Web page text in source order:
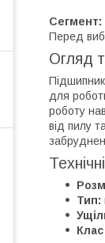
Сегмент:
Перед
Огляд
для
роботу
від пилу
Тип:
Клас